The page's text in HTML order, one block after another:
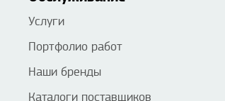
Услуги
Портфолио работ
Наши бренды
Каталоги поставщиков